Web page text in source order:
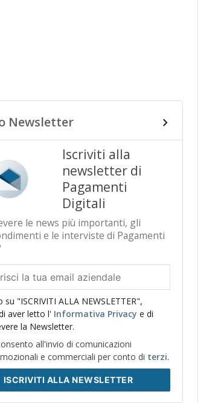
Newsletter
Iscriviti alla
newsletter di
Pagamenti
Digitali
le news più importanti, gli
e le interviste di Pagamenti
su "ISCRIVITI ALLA NEWSLETTER",
aver letto l' Informativa Privacye di
la Newsletter.
all'invio di comunicazioni
e commerciali per conto di terzi.
ISCRIVITI ALLA NEWSLETTER